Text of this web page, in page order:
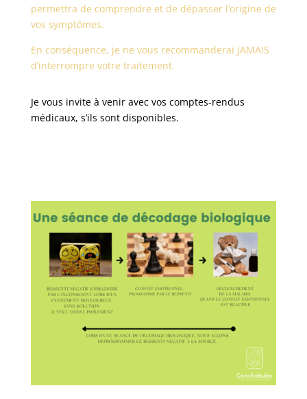
permettra de comprendre et de dépasser l’origine de
vos symptômes.
En conséquence, je ne vous recommanderai JAMAIS
d’interrompre votre traitement.
Je vous invite à venir avec vos comptes-rendus
médicaux, s’ils sont disponibles.